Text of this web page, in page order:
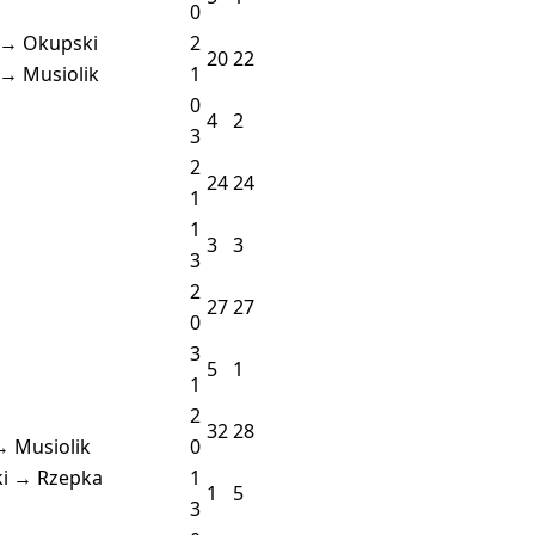
0
Okupski
2
2022
Musiolik
1
0
4 2
3
2
2424
1
1
3 3
3
2
2727
0
3
5 1
1
2
3228
Musiolik
0
→ Rzepka
1
1 5
3